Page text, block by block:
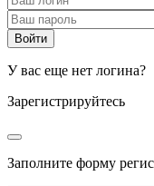
У вас еще нет логина?
Зарегистрируйтесь
Заполните форму